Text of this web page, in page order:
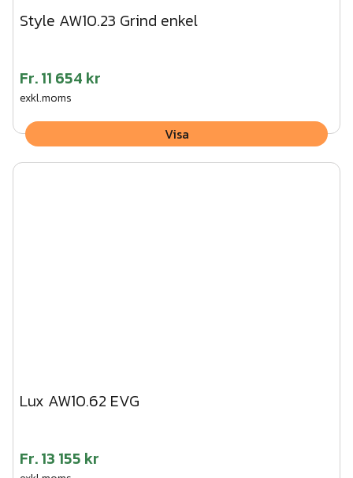
Style AW10.23 Grind enkel
Fr.11 654 kr
exkl.moms
Visa
Lux AW10.62 EVG
Fr.13 155 kr